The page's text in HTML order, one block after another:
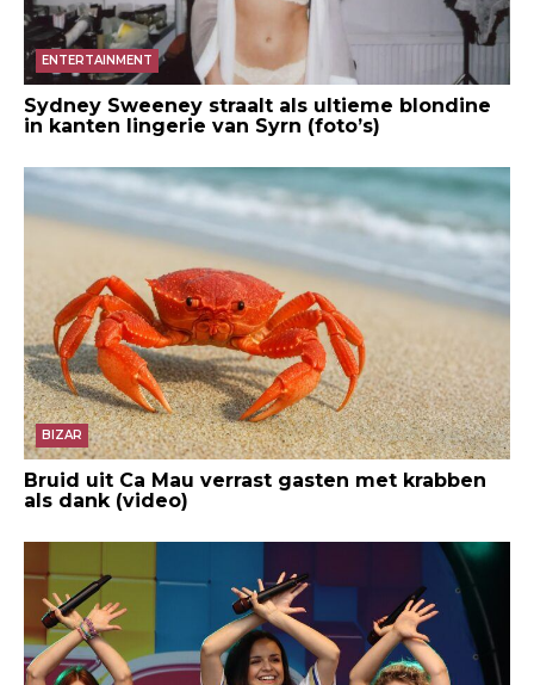
ENTERTAINMENT
Sydney Sweeney straalt als ultieme blondine
in kanten lingerie van Syrn (foto’s)
BIZAR
Bruid uit Ca Mau verrast gasten met krabben
als dank (video)